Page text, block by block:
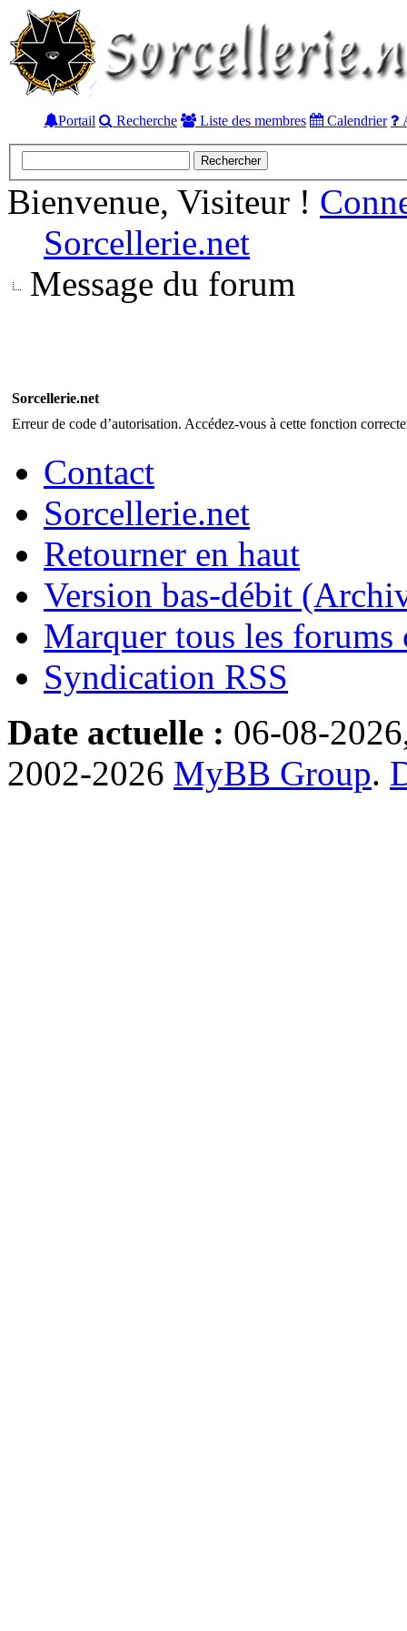
Portail Recherche Liste des membres Calendrier
Bienvenue, Visiteur !
Sorcellerie.net
Message du forum
Sorcellerie.net
Erreur de code d’autorisation. Accédez-vous à cette fonction
Contact
Sorcellerie.net
Retourner en haut
Version bas-débit
Marquer tous les forums
Syndication RSS
Date actuelle : 06-08-
2002-2026 MyBB Group.